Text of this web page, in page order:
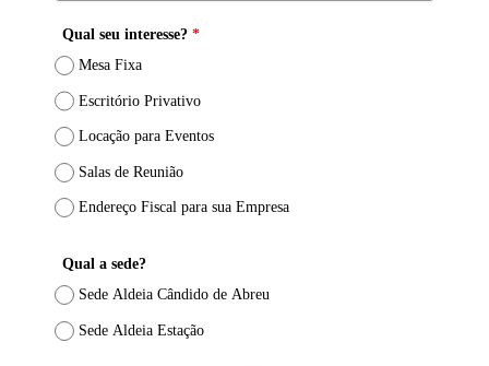
Qual seu interesse? *
Mesa Fixa
Escritório Privativo
Locação para Eventos
Salas de Reunião
Endereço Fiscal para sua Empresa
Qual a sede?
Sede Aldeia Cândido de Abreu
Sede Aldeia Estação